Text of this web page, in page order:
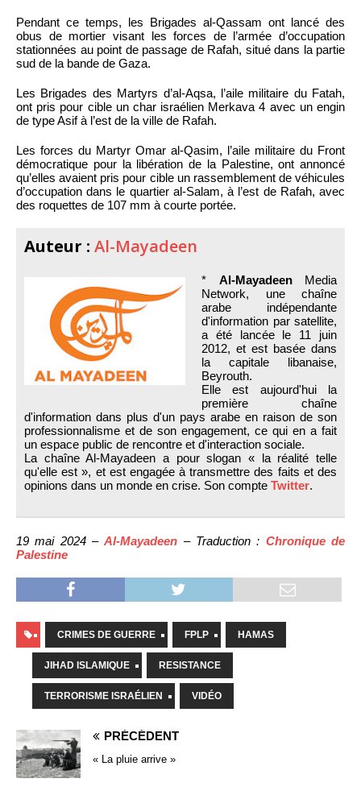
Pendant ce temps, les Brigades al-Qassam ont lancé des
obus de mortier visant les forces de l’armée d’occupation
stationnées au point de passage de Rafah, situé dans la partie
sud de la bande de Gaza.
Les Brigades des Martyrs d’al-Aqsa, l’aile militaire du Fatah,
ont pris pour cible un char israélien Merkava 4 avec un engin
de type Asif à l’est de la ville de Rafah.
Les forces du Martyr Omar al-Qasim, l’aile militaire du Front
démocratique pour la libération de la Palestine, ont annoncé
qu’elles avaient pris pour cible un rassemblement de véhicules
d’occupation dans le quartier al-Salam, à l’est de Rafah, avec
des roquettes de 107 mm à courte portée.
Auteur : Al-Mayadeen
* Al-MayadeenMedia
Network, une chaîne
arabe indépendante
d'information par satellite,
a été lancée le 11 juin
2012, et est basée dans
la capitale libanaise,
Beyrouth.
Elle est aujourd'hui la
première chaîne
d'information dans plus d'un pays arabe en raison de son
professionnalisme et de son engagement, ce qui en a fait
un espace public de rencontre et d'interaction sociale.
La chaîne Al-Mayadeen a pour slogan « la réalité telle
qu'elle est », et est engagée à transmettre des faits et des
opinions dans un monde en crise. Son compte Twitter.
19 mai 2024 –Al-Mayadeen – Traduction : Chronique de
Palestine
CRIMES DE GUERRE FPLP HAMAS
JIHAD ISLAMIQUE RESISTANCE
TERRORISME ISRAÉLIEN VIDÉO
PRÉCÉDENT
« La pluie arrive »